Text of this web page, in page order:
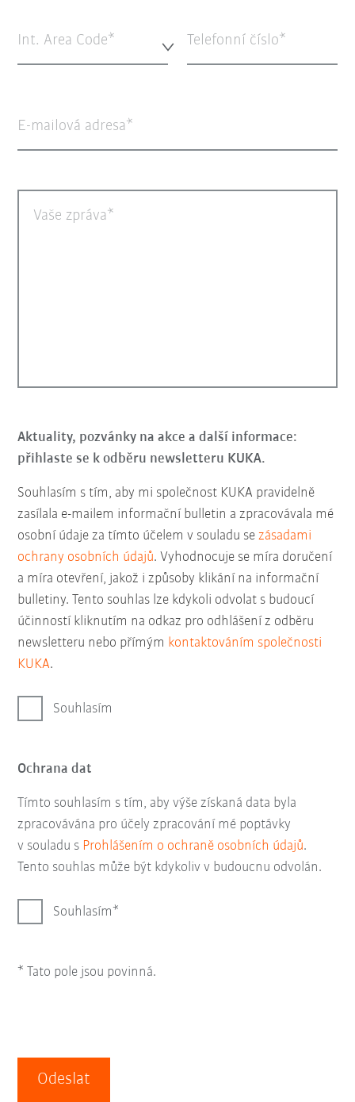
Int. Area Code* Telefonní číslo
E-mailová adresa
Vaše zpráva
Aktuality, pozvánky na akce a další informace:
přihlaste se k odběru newsletteru KUKA.
Souhlasím s tím, aby mi společnost KUKA pravidelně
zasílala e-mailem informační bulletin a zpracovávala mé
osobní údaje za tímto účelem v souladu sezásadami
ochrany osobních údajů. Vyhodnocuje se míra doručení
a míra otevření, jakož i způsoby klikání na informační
bulletiny. Tento souhlas lze kdykoli odvolat s budoucí
účinností kliknutím na odkaz pro odhlášení z odběru
newsletteru nebo přímým kontaktováním společnosti
KUKA.
Souhlasím
Ochrana dat
Tímto souhlasím s tím, aby výše získaná data byla
zpracovávána pro účely zpracování mé poptávky
v souladu s Prohlášením o ochraně osobních údajů.
Tento souhlas může být kdykoliv v budoucnu odvolán.
Souhlasím
* Tato pole jsou povinná.
Odeslat